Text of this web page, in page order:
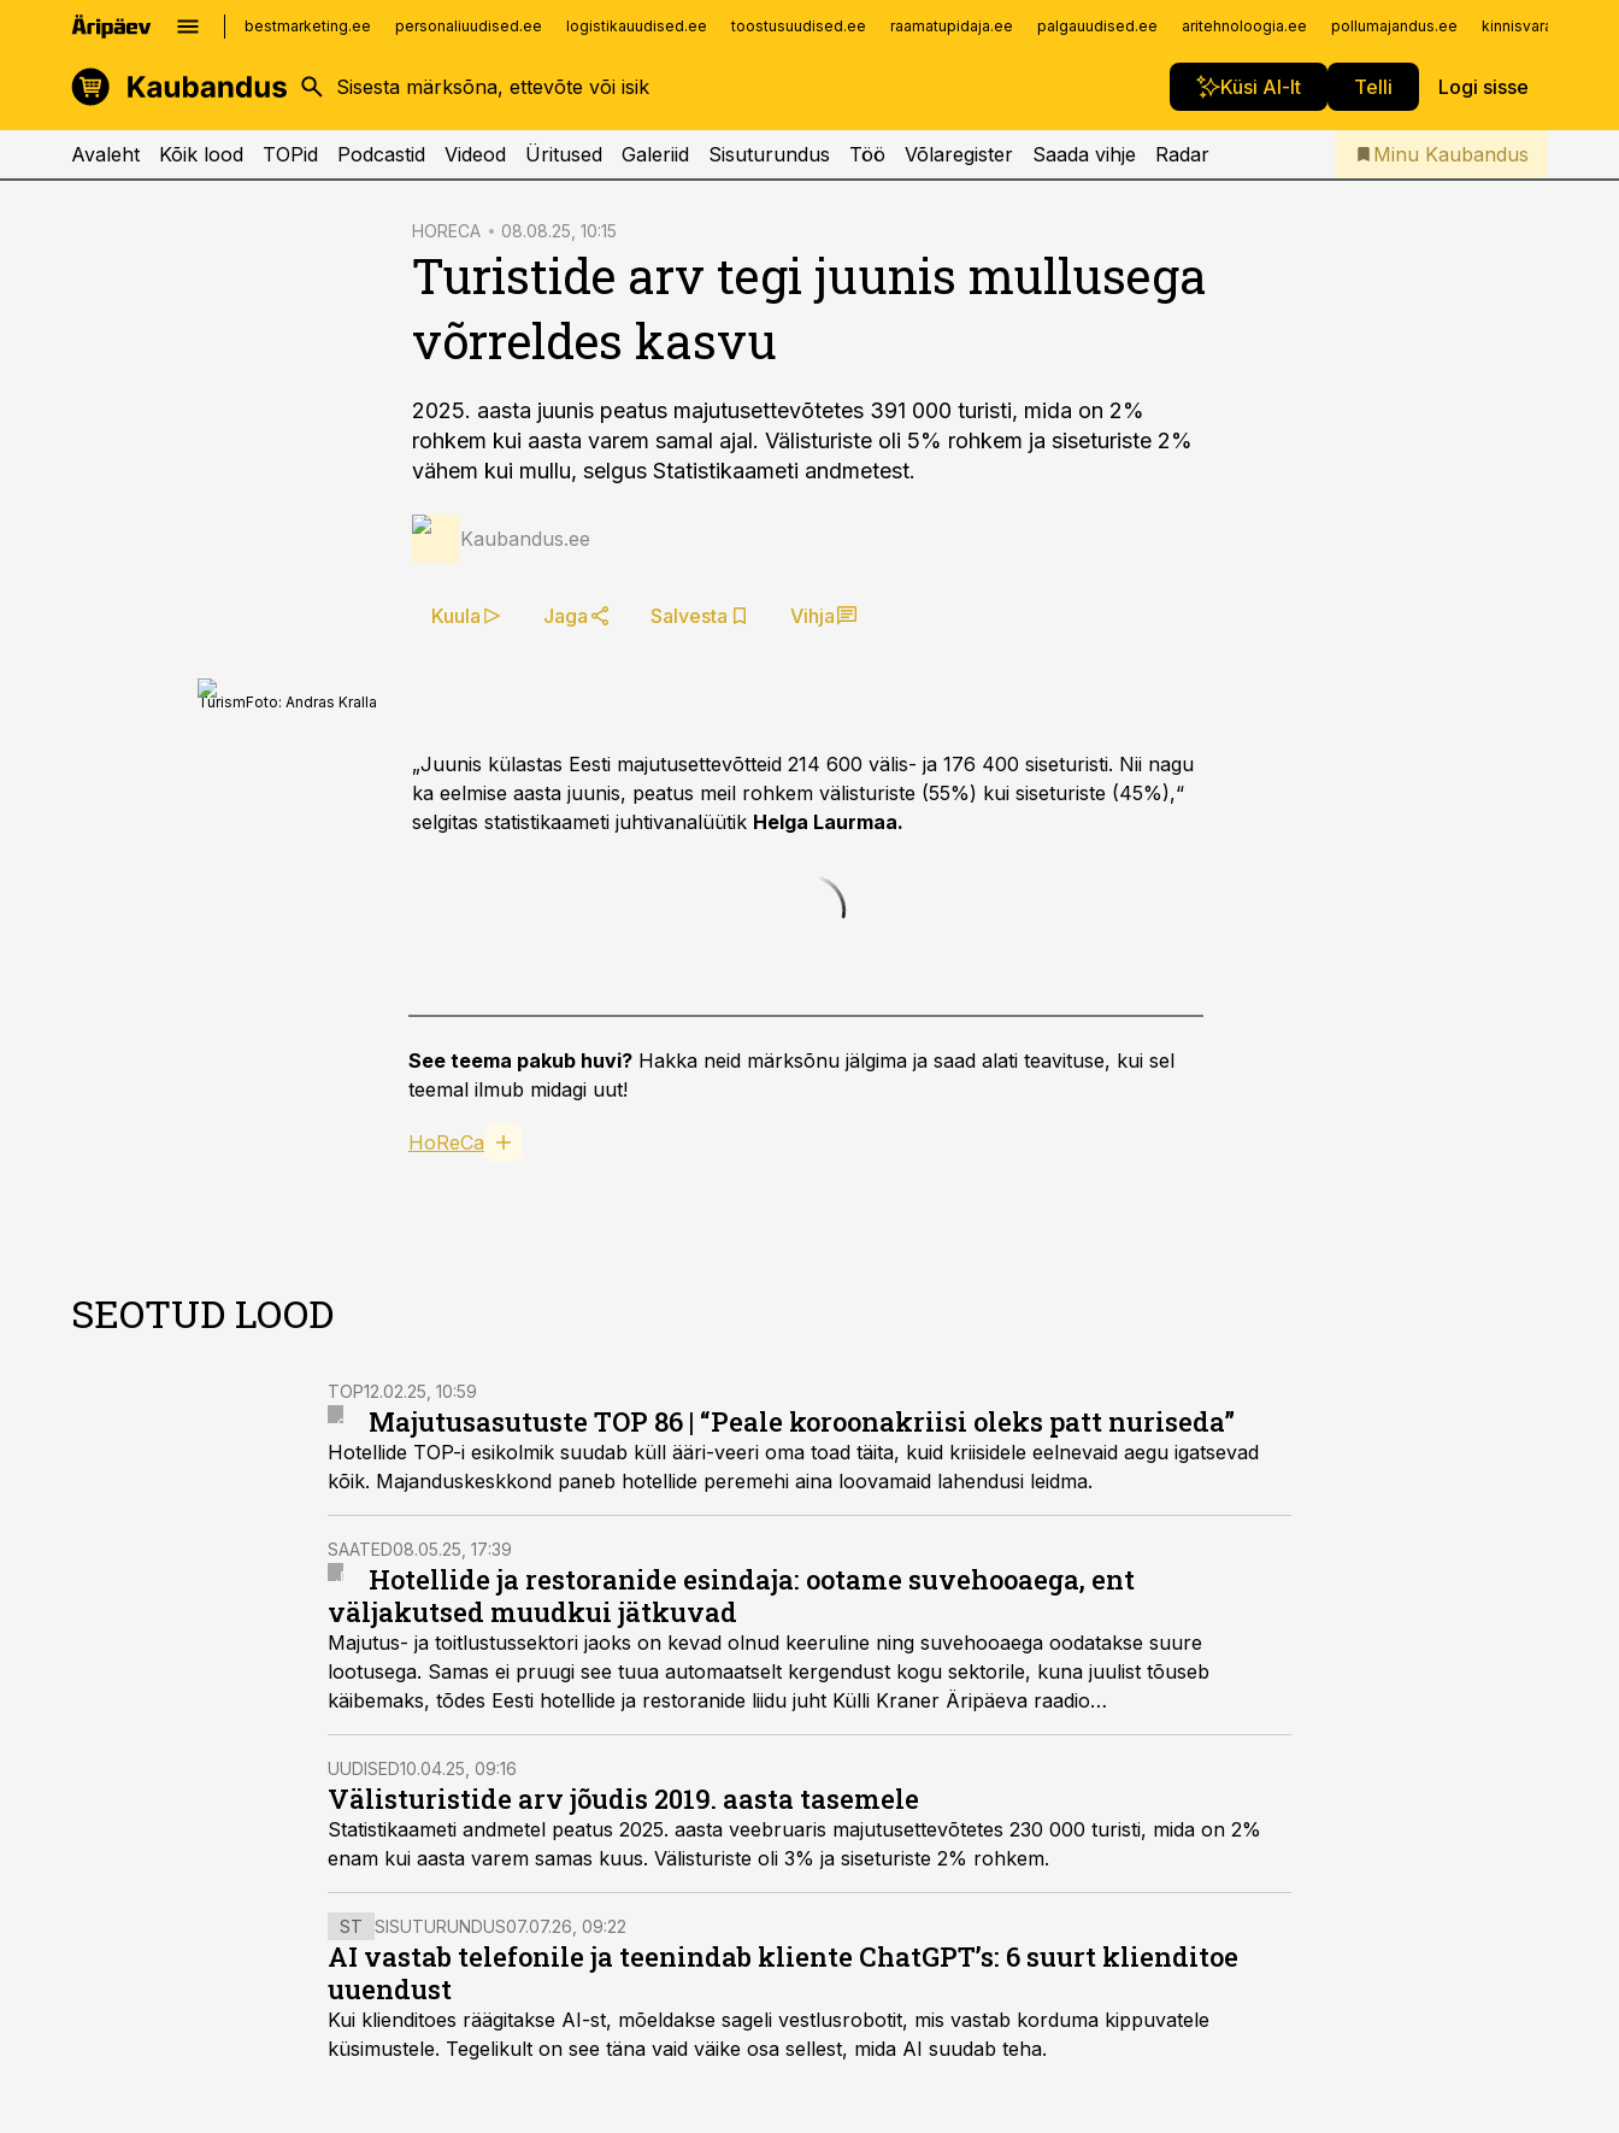
bestmarketing.ee personaliuudised.ee logistikauudised.ee toostusuudised.ee raamatupidaja.ee palgauudised.ee aritehnoloogia.ee pollumajandus.ee
Küsi AI-lt Telli Logi sisse
kinnisvarauudised.ee
logistikauudised.ee
imelineajalugu.ee
Infopank
Iseteenindus
Telli Kaubandus
Avaleht Kõik lood TOPid Podcastid Videod Üritused Galeriid Sisuturundus Töö Võlaregister Saada vihje Radar Minu Kaubandus
HORECA 08.08.25, 10:15
Turistide arv tegi juunis mullusega
võrreldes kasvu
2025. aasta juunis peatus majutusettevõtetes 391 000 turisti, mida on 2%
rohkem kui aasta varem samal ajal. Välisturiste oli 5% rohkem ja siseturiste 2%
vähem kui mullu, selgus Statistikaameti andmetest.
Kaubandus.ee
Kuula Jaga Salvesta Vihja
TurismFoto: Andras Kralla
„Juunis külastas Eesti majutusettevõtteid 214 600 välis- ja 176 400 siseturisti. Nii nagu
ka eelmise aasta juunis, peatus meil rohkem välisturiste (55%) kui siseturiste (45%),“
selgitas statistikaameti juhtivanalüütik Helga Laurmaa.
See teema pakub huvi? Hakka neid märksõnu jälgima ja saad alati teavituse, kui sel
teemal ilmub midagi uut!
HoReCa
SEOTUD LOOD
TOP12.02.25, 10:59
Majutusasutuste TOP 86 | “Peale koroonakriisi oleks patt nuriseda”
Hotellide TOP-i esikolmik suudab küll ääri-veeri oma toad täita, kuid kriisidele eelnevaid aegu igatsevad
kõik. Majanduskeskkond paneb hotellide peremehi aina loovamaid lahendusi leidma.
SAATED08.05.25, 17:39
Hotellide ja restoranide esindaja: ootame suvehooaega, ent
väljakutsed muudkui jätkuvad
Majutus- ja toitlustussektori jaoks on kevad olnud keeruline ning suvehooaega oodatakse suure
lootusega. Samas ei pruugi see tuua automaatselt kergendust kogu sektorile, kuna juulist tõuseb
käibemaks, tõdes Eesti hotellide ja restoranide liidu juht Külli Kraner Äripäeva raadio
hommikuprogrammis.
UUDISED10.04.25, 09:16
Välisturistide arv jõudis 2019. aasta tasemele
Statistikaameti andmetel peatus 2025. aasta veebruaris majutusettevõtetes 230 000 turisti, mida on 2%
enam kui aasta varem samas kuus. Välisturiste oli 3% ja siseturiste 2% rohkem.
ST SISUTURUNDUS07.07.26, 09:22
AI vastab telefonile ja teenindab kliente ChatGPT’s: 6 suurt klienditoe
uuendust
Kui klienditoes räägitakse AI-st, mõeldakse sageli vestlusrobotit, mis vastab korduma kippuvatele
küsimustele. Tegelikult on see täna vaid väike osa sellest, mida AI suudab teha.